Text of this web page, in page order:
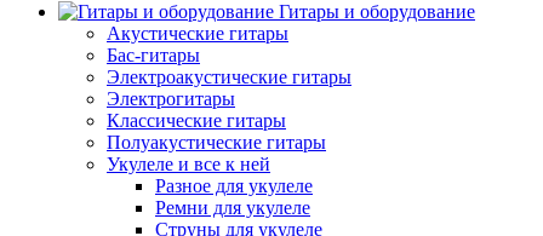
Гитары и оборудование
Акустические гитары
Бас-гитары
Электроакустические гитары
Электрогитары
Классические гитары
Полуакустические гитары
Укулеле и все к ней
Разное для укулеле
Ремни для укулеле
Струны для укулеле